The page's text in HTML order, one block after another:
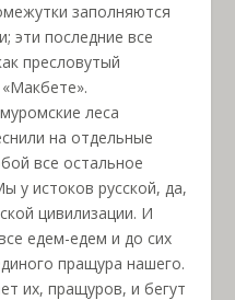
заполняются
эти последние все
пресловутый
леса
на отдельные
все остальное
у истоков русской, да,
цивилизации. И
едем-едем и до сих
пращура нашего.
их, пращуров, и бегут